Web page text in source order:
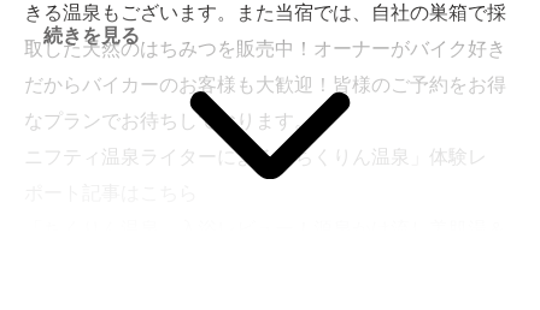
きる温泉もございます。また当宿では、自社の巣箱で採
取した天然のはちみつを販売中！オーナーがバイク好き
だからバイカーのお客様も大歓迎！皆様のご予約をお得
なプランでお待ちしております。
ニフティ温泉ライターによる「ちくりん温泉」体験レ
続きを見る